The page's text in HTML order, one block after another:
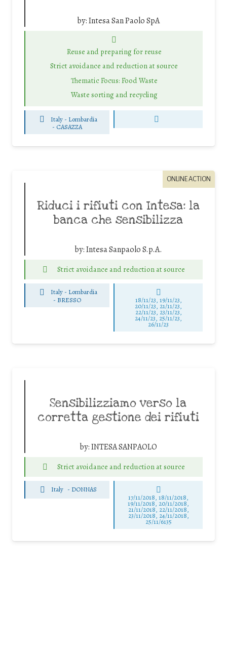
by:Intesa San Paolo SpA
Reuse and preparing for reuse
Strict avoidance and reduction at source
Thematic Focus: Food Waste
Waste sorting and recycling
Italy - Lombardia
- CASAZZA
ONLINE ACTION
Riduci i rifiuti con Intesa: la
banca che sensibilizza
by:Intesa Sanpaolo S.p.A.
Strict avoidance and reduction at source
Italy - Lombardia
- BRESSO 18/11/23, 19/11/23,
20/11/23, 21/11/23,
22/11/23, 23/11/23,
24/11/23, 25/11/23,
26/11/23
Sensibilizziamo verso la
corretta gestione dei rifiuti
by:INTESA SANPAOLO
Strict avoidance and reduction at source
Italy - DONNAS
17/11/2018, 18/11/2018,
19/11/2018, 20/11/2018,
21/11/2018, 22/11/2018,
23/11/2018, 24/11/2018,
25/11/6135